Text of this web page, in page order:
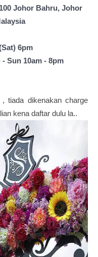
Johor Bahru, Johor
6pm
Sun 10am - 8pm
tiada dikenakan charge
kena daftar dulu la..